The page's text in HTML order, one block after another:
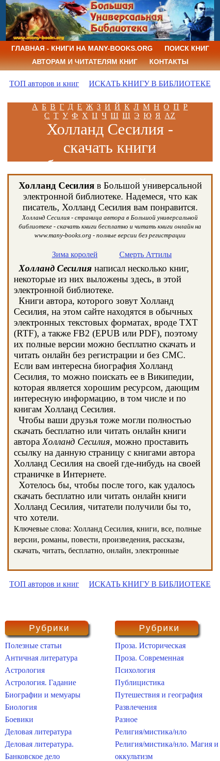
ГЛАВНАЯ - КНИГИ НА MANY-BOOKS.ORG
ПОИСК КНИГ
АВТОРАМ И ЧИТАТЕЛЯМ КНИГ
КОНТАКТЫ
ТОП авторов и книг ИСКАТЬ КНИГУ В БИБЛИОТЕКЕ
А Б В Г Д Е Ж З И Й К Л М Н О П Р
С Т У Ф Х Ц Ч Ш Щ Э Ю Я AZ
Холланд Сесилия -
скачать книги
бесплатно и читать
книги онлайн
Холланд Сесилияв Большой универсальной
электронной библиотеке. Надемеся, что как
писатель, Холланд Сесилия вам понравится.
Холланд Сесилия - страница автора в Большой универсальной
библиотеке - скачать книги бесплатно и читать книги онлайн на
www.many-books.org - полные версии без регистрации
Зима королей Смерть Аттилы
Холланд Сесилия написал несколько книг,
некоторые из них выложены здесь, в этой
электронной библиотеке.
Книги автора, которого зовут Холланд
Сесилия, на этом сайте находятся в обычных
электронных текстовых форматах, вроде TXT
(RTF), а также FB2 (EPUB или PDF), поэтому
их полные версии можно бесплатно скачать и
читать онлайн без регистрации и без СМС.
Если вам интересна биография Холланд
Сесилия, то можно поискать ее в Википедии,
которая является хорошим ресурсом, дающим
интересную информацию, в том числе и по
книгам Холланд Сесилия.
Чтобы ваши друзья тоже могли полностью
скачать бесплатно или читать онлайн книги
автора Холланд Сесилия, можно проставить
ссылку на данную страницу с книгами автора
Холланд Сесилия на своей где-нибудь на своей
страничке в Интернете.
Хотелось бы, чтобы после того, как удалось
скачать бесплатно или читать онлайн книги
Холланд Сесилия, читатели получили бы то,
что хотели.
Ключевые слова: Холланд Сесилия, книги, все, полные
версии, романы, повести, произведения, рассказы,
скачать, читать, бесплатно, онлайн, электронные
ТОП авторов и книг ИСКАТЬ КНИГУ В БИБЛИОТЕКЕ
Рубрики
Полезные статьи
Античная литература
Астрология
Астрология. Гадание
Биографии и мемуары
Биология
Боевики
Деловая литература
Деловая литература.
Банковское дело
Рубрики
Проза. Историческая
Проза. Современная
Психология
Публицистика
Путешествия и география
Развлечения
Разное
Религия/мистика/нло
Религия/мистика/нло. Магия и
оккультизм